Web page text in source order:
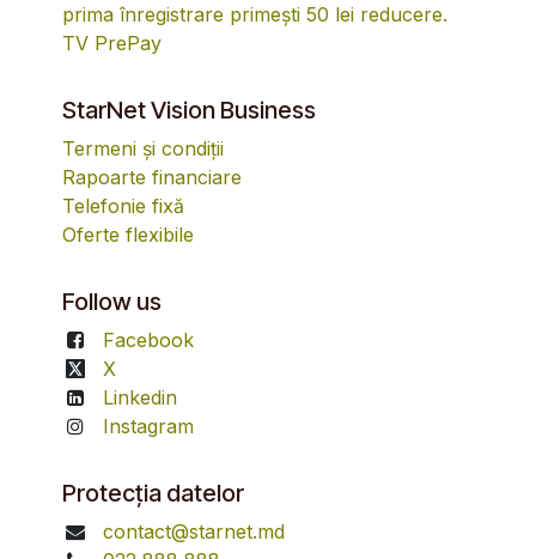
prima înregistrare primești 50 lei reducere.
TV PrePay
StarNet Vision Business
Termeni și condiții
Rapoarte financiare
Telefonie fixă
Oferte flexibile
Follow us
Facebook
X
Linkedin
Instagram
Protecția datelor
contact@starnet.md